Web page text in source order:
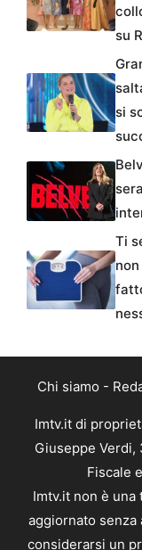
su
si
Ti
Chi siamo -
Imtv.it di
Giuseppe Verdi,
Fiscale
Imtv.it non è
aggiornato
considerarsi un